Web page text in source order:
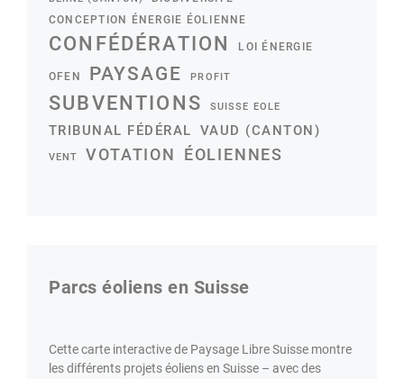
CONCEPTION ÉNERGIE ÉOLIENNE
CONFÉDÉRATION LOI ÉNERGIE
OFEN PAYSAGE PROFIT
SUBVENTIONS SUISSE EOLE
TRIBUNAL FÉDÉRAL VAUD (CANTON)
VENT VOTATION ÉOLIENNES
Parcs éoliens en Suisse
Cette carte interactive de Paysage Libre Suisse montre
les différents projets éoliens en Suisse – avec des